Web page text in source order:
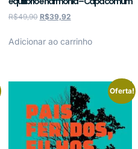
R$49,90 R$39,92
Adicionar ao carrinho
Oferta!